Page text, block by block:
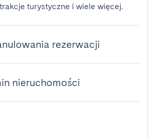
turystyczne i wiele więcej.
rezerwacji
nieruchomości